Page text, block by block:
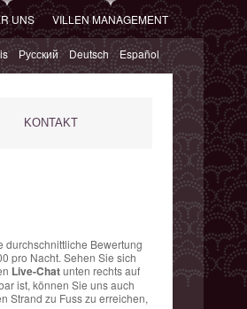
UNS VILLEN MANAGEMENT
Русский Deutsch Español
KONTAKT
durchschnittliche Bewertung
pro Nacht. Sehen Sie sich
Live-Chatunten rechts auf
ist, können Sie uns auch
Strand zu Fuss zu erreichen,